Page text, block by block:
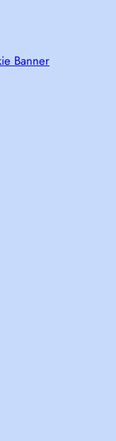
Banner